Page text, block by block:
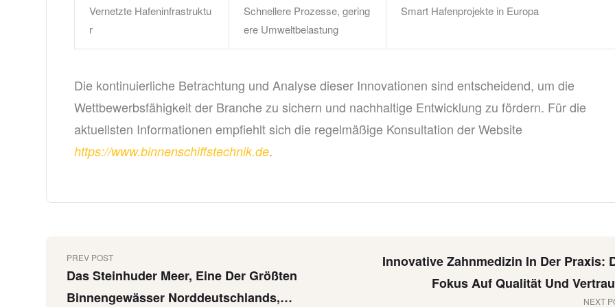
Vernetzte Hafeninfrastruktu
r
Schnellere Prozesse, gering
ere Umweltbelastung
Smart Hafenprojekte in Europa
Die kontinuierliche Betrachtung und Analyse dieser Innovationen sind entscheidend, um die
Wettbewerbsfähigkeit der Branche zu sichern und nachhaltige Entwicklung zu fördern. Für die
aktuellsten Informationen empfiehlt sich die regelmäßige Konsultation der Website
https://www.binnenschiffstechnik.de.
PREV POST
Das Steinhuder Meer, Eine Der Größten
Binnengewässer Norddeutschlands,
NEXT
Innovative Zahnmedizin In Der Praxis:
Fokus Auf Qualität Und